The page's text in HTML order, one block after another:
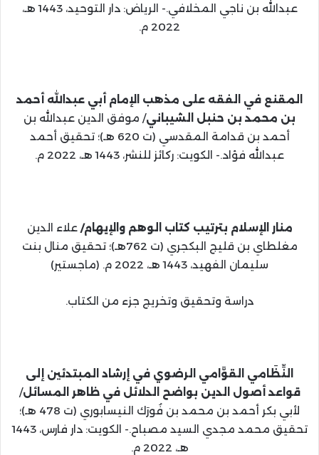
عبدالله بن ناجي المخلافي.- الرياض: دار التوحيد، 1443 هـ،
2022 م.
المقنع في الفقه على مذهب الإمام أبي عبدالله أحمد
بن محمد بن حنبل الشيباني/ موفق الدين عبدالله بن
أحمد بن قدامة المقدسي (ت 620 هـ)؛ تحقيق أحمد
عبدالله فؤاد.- الكويت: ركائز للنشر، 1443 هـ، 2022 م.
منار الإسلام بترتيب كتاب الوهم والإيهام/علاء الدين
مغلطاي بن قليج البكجري (ت 762هـ)؛ تحقيق منال بنت
سليمان الفهيد، 1443 هـ، 2022 م. (ماجستير)
دراسة وتحقيق وتخريج جزء من الكتاب.
النِّظَامي القوَّامي الرضوي في إرشاد المبتدئين إلى
قواعد أصول الدين بواضح الدلائل في ظاهر المسائل/
لأبي بكر أحمد بن محمد بن فُورَك النيسابوري (ت 478 هـ)؛
تحقيق محمد مجدي السيد مصباح.- الكويت: دار فارس، 1443
هـ، 2022 م.